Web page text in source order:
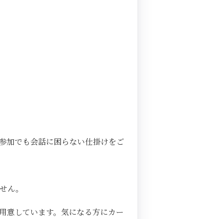
加でも会話に困らない仕掛けをご
ん。
意しています。気になる方にカー